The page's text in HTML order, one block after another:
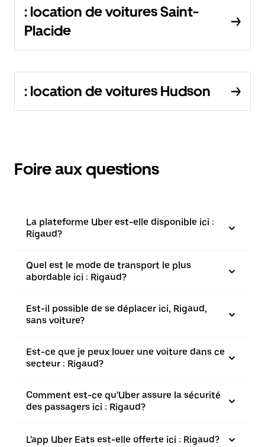
: location de voitures Saint-
Placide
: location de voitures Hudson
Foire aux questions
La plateforme Uber est-elle disponible ici :
Rigaud?
Quel est le mode de transport le plus
abordable ici : Rigaud?
Est-il possible de se déplacer ici, Rigaud,
sans voiture?
Est-ce que je peux louer une voiture dans ce
secteur : Rigaud?
Comment est-ce qu'Uber assure la sécurité
des passagers ici : Rigaud?
L'app Uber Eats est-elle offerte ici : Rigaud?